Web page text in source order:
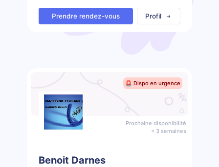
Prendre rendez-vous Profil
🚨 Dispo en urgence
Prochaine disponibilité
< 3 semaines
Benoit Darnes